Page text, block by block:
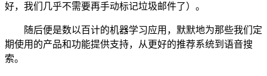
好，我们几乎不需要再手动标记垃圾邮件了）。
随后便是数以百计的机器学习应用，默默地为那些我们定
期使用的产品和功能提供支持，从更好的推荐系统到语音搜
索。